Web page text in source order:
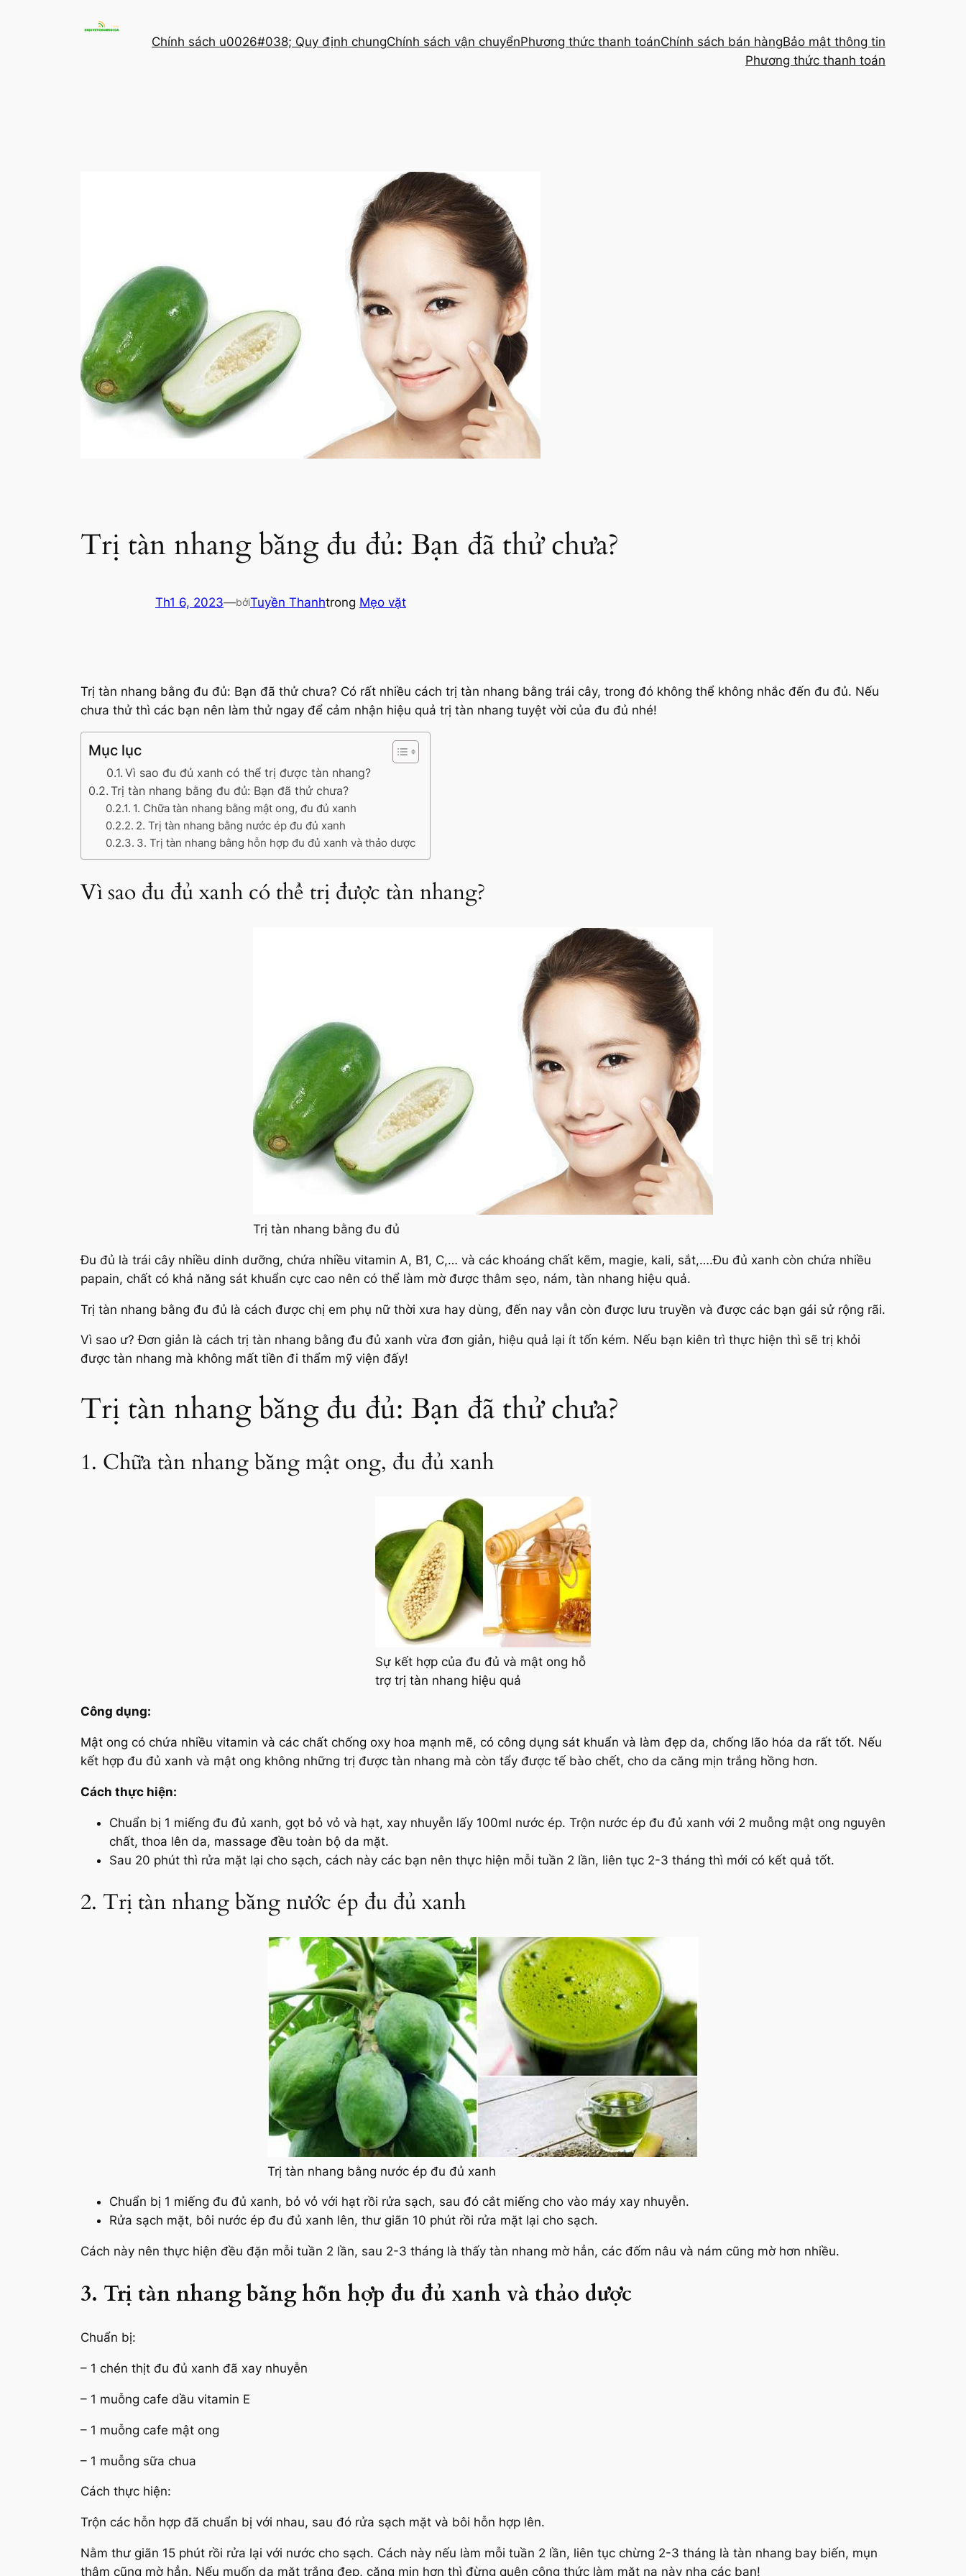
Chính sách u0026#038; Quy định chungChính sách vận chuyểnPhương thức thanh toánChính sách bán hàngBảo mật thông tin
Phương thức thanh toán
Trị tàn nhang bằng đu đủ: Bạn đã thử chưa?
Th1 6, 2023—bởiTuyền Thanhtrong Mẹo vặt
Trị tàn nhang bằng đu đủ: Bạn đã thử chưa? Có rất nhiều cách trị tàn nhang bằng trái cây, trong đó không thể không nhắc đến đu đủ. Nếu
chưa thử thì các bạn nên làm thử ngay để cảm nhận hiệu quả trị tàn nhang tuyệt vời của đu đủ nhé!
Mục lục
Vì sao đu đủ xanh có thể trị được tàn nhang?
Trị tàn nhang bằng đu đủ: Bạn đã thử chưa?
1. Chữa tàn nhang bằng mật ong, đu đủ xanh
2. Trị tàn nhang bằng nước ép đu đủ xanh
3. Trị tàn nhang bằng hỗn hợp đu đủ xanh và thảo dược
Vì sao đu đủ xanh có thể trị được tàn nhang?
Trị tàn nhang bằng đu đủ
Đu đủ là trái cây nhiều dinh dưỡng, chứa nhiều vitamin A, B1, C,… và các khoáng chất kẽm, magie, kali, sắt,….Đu đủ xanh còn chứa nhiều
papain, chất có khả năng sát khuẩn cực cao nên có thể làm mờ được thâm sẹo, nám, tàn nhang hiệu quả.
Trị tàn nhang bằng đu đủ là cách được chị em phụ nữ thời xưa hay dùng, đến nay vẫn còn được lưu truyền và được các bạn gái sử rộng rãi.
Vì sao ư? Đơn giản là cách trị tàn nhang bằng đu đủ xanh vừa đơn giản, hiệu quả lại ít tốn kém. Nếu bạn kiên trì thực hiện thì sẽ trị khỏi
được tàn nhang mà không mất tiền đi thẩm mỹ viện đấy!
Trị tàn nhang bằng đu đủ: Bạn đã thử chưa?
1. Chữa tàn nhang bằng mật ong, đu đủ xanh
Sự kết hợp của đu đủ và mật ong hỗ
trợ trị tàn nhang hiệu quả
Công dụng:
Mật ong có chứa nhiều vitamin và các chất chống oxy hoa mạnh mẽ, có công dụng sát khuẩn và làm đẹp da, chống lão hóa da rất tốt. Nếu
kết hợp đu đủ xanh và mật ong không những trị được tàn nhang mà còn tẩy được tế bào chết, cho da căng mịn trắng hồng hơn.
Cách thực hiện:
Chuẩn bị 1 miếng đu đủ xanh, gọt bỏ vỏ và hạt, xay nhuyễn lấy 100ml nước ép. Trộn nước ép đu đủ xanh với 2 muỗng mật ong nguyên
chất, thoa lên da, massage đều toàn bộ da mặt.
Sau 20 phút thì rửa mặt lại cho sạch, cách này các bạn nên thực hiện mỗi tuần 2 lần, liên tục 2-3 tháng thì mới có kết quả tốt.
2. Trị tàn nhang bằng nước ép đu đủ xanh
Trị tàn nhang bằng nước ép đu đủ xanh
Chuẩn bị 1 miếng đu đủ xanh, bỏ vỏ với hạt rồi rửa sạch, sau đó cắt miếng cho vào máy xay nhuyễn.
Rửa sạch mặt, bôi nước ép đu đủ xanh lên, thư giãn 10 phút rồi rửa mặt lại cho sạch.
Cách này nên thực hiện đều đặn mỗi tuần 2 lần, sau 2-3 tháng là thấy tàn nhang mờ hẳn, các đốm nâu và nám cũng mờ hơn nhiều.
3. Trị tàn nhang bằng hỗn hợp đu đủ xanh và thảo dược
Chuẩn bị:
– 1 chén thịt đu đủ xanh đã xay nhuyễn
– 1 muỗng cafe dầu vitamin E
– 1 muỗng cafe mật ong
– 1 muỗng sữa chua
Cách thực hiện:
Trộn các hỗn hợp đã chuẩn bị với nhau, sau đó rửa sạch mặt và bôi hỗn hợp lên.
Nằm thư giãn 15 phút rồi rửa lại với nước cho sạch. Cách này nếu làm mỗi tuần 2 lần, liên tục chừng 2-3 tháng là tàn nhang bay biến, mụn
thâm cũng mờ hẳn. Nếu muốn da mặt trắng đẹp, căng mịn hơn thì đừng quên công thức làm mặt nạ này nha các bạn!